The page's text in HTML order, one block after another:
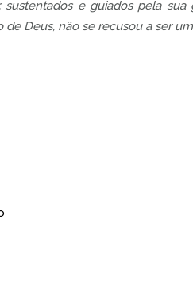
e guiados pela sua
Deus, não se recusou a ser